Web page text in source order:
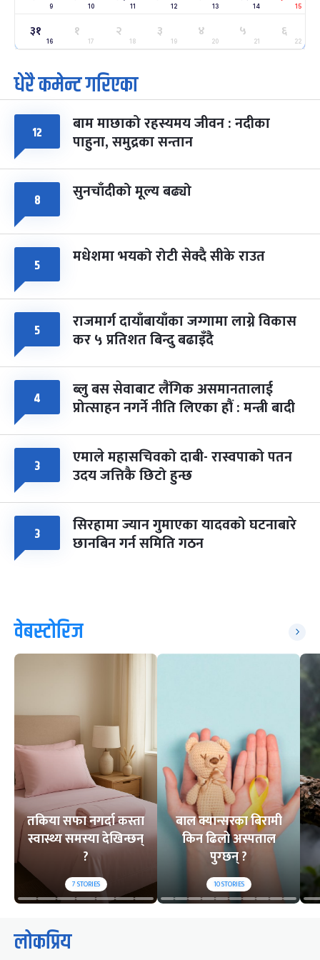
२५
मंगल
ग्याल्पो ल्होसार
फाल्गुन २५, २०८३ Mar 9, 2027
७ महिना बाँकी
७
आइत
पूर्णिमा व्रत
चैत्र ७, २०८३-Mar 21, 2027
८
सोम
फागुपूर्णिमा
चैत्र ८, २०८३-Mar 22, 2027
७ महिना बाँकी
9 10 11 12 13 14 15
३१
16
१
17
२
18
३
19
४
20
५
21
६
22
धेरै कमेन्ट गरिएका
१२ बाम माछाको रहस्यमय जीवन : नदीका
पाहुना, समुद्रका सन्तान
८ सुनचाँदीको मूल्य बढ्यो
५ मधेशमा भयको रोटी सेक्दै सीके राउत
५ राजमार्ग दायाँबायाँका जग्गामा लाग्ने विकास
कर ५ प्रतिशत बिन्दु बढाइँदै
४ ब्लु बस सेवाबाट लैंगिक असमानतालाई
प्रोत्साहन नगर्ने नीति लिएका हौं : मन्त्री बादी
३ एमाले महासचिवको दाबी- रास्वपाको पतन
उदय जत्तिकै छिटो हुन्छ
३ सिरहामा ज्यान गुमाएका यादवको घटनाबारे
छानबिन गर्न समिति गठन
वेबस्टोरिज
तकिया सफा नगर्दा कस्ता
स्वास्थ्य समस्या देखिन्छन्
?
7STORIES
बाल क्यान्सरका बिरामी
किन ढिलो अस्पताल
पुग्छन् ?
10STORIES
लोकप्रिय